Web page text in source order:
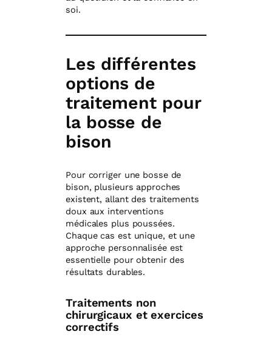
soi.
Les différentes
options de
traitement pour
la bosse de
bison
Pour corriger une bosse de
bison, plusieurs approches
existent, allant des traitements
doux aux interventions
médicales plus poussées.
Chaque cas est unique, et une
approche personnalisée est
essentielle pour obtenir des
résultats durables.
Traitements non
chirurgicaux et exercices
correctifs